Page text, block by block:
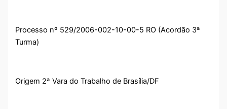
Processo nº 529/2006-002-10-00-5 RO (Acordão 3ª
Turma)
Origem 2ª Vara do Trabalho de Brasília/DF